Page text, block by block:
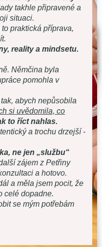
takhle připravené a
situaci.
praktická příprava,
reality a mindsetu.
Němčina byla
pomohla v
abych nepůsobila
si uvědomila, co
to říct nahlas.
a trochu drzejší -
ne jen „službu“
zájem z Petřiny
a hotovo.
a měla jsem pocit, že
celé dopadne.
se mým potřebám